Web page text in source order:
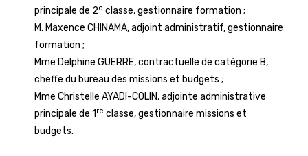
principale de 2e classe, gestionnaire formation ;
M. Maxence CHINAMA, adjoint administratif, gestionnaire
formation ;
Mme Delphine GUERRE, contractuelle de catégorie B,
cheffe du bureau des missions et budgets ;
Mme Christelle AYADI-COLIN, adjointe administrative
principale de 1 re classe, gestionnaire missions et
budgets.